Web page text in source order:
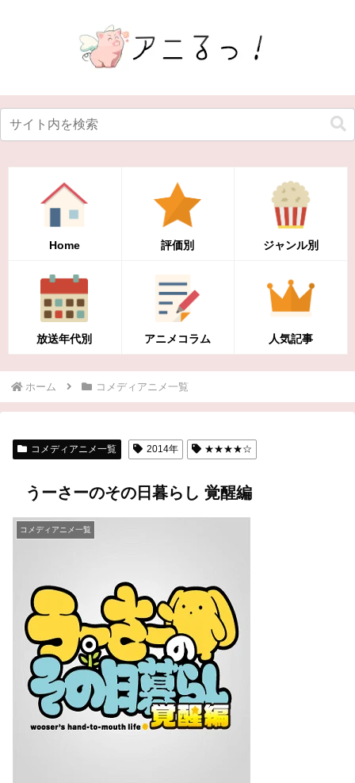
Home 評価別 ジャンル別
放送年代別 アニメコラム 人気記事
ホーム コメディアニメ一覧
コメディアニメ一覧 2014年 ★★★★☆
うーさーのその日暮らし 覚醒編
コメディアニメ一覧